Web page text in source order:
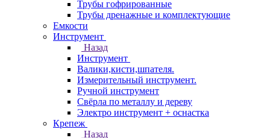
Трубы гофрированные
Трубы дренажные и комплектующие
Емкости
Инструмент
Назад
Инструмент
Валики,кисти,шпателя.
Измерительный инструмент.
Ручной инструмент
Свёрла по металлу и дереву
Электро инструмент + оснастка
Крепеж
Назад